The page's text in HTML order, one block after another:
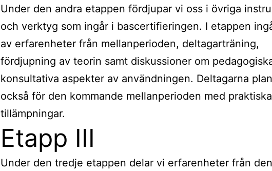
Under den andra etappen fördjupar vi oss i övriga
och verktyg som ingår i bascertifieringen. I etappen
av erfarenheter från mellanperioden, deltagarträning,
fördjupning av teorin samt diskussioner om
konsultativa aspekter av användningen. Deltagarna
också för den kommande mellanperioden med praktiska
tillämpningar.
Etapp III
Under den tredje etappen delar vi erfarenheter från